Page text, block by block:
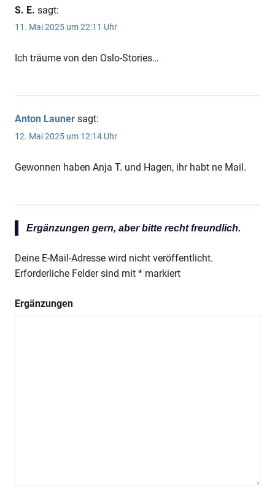
S. E. sagt:
11. Mai 2025 um 22:11 Uhr
Ich träume von den Oslo-Stories…
Anton Launer sagt:
12. Mai 2025 um 12:14 Uhr
Gewonnen haben Anja T. und Hagen, ihr habt ne Mail.
Ergänzungen gern, aber bitte recht freundlich.
Deine E-Mail-Adresse wird nicht veröffentlicht.
Erforderliche Felder sind mit * markiert
Ergänzungen